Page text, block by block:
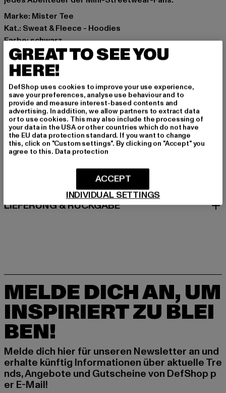
Marke: Mister Tee
Kat.: Sweat & Fleece - Hoodies
Farbe: schwarz
Hersteller Farbe: black
Materialzusammensetzung: 100% Baumwolle
Art.Nr: MTK398-00007
Hersteller: TB International GmbH |info@tbint.de
Dr.-Robert-Murjahn-Straße 7 | 64372 Ober-Ramstadt |
DE
GRÖSSE & PASSFORM
LIEFERUNG & RÜCKGABE
MELDE DICH AN, UM
INSPIRIERT ZU BLEI
BEN!
Melde dich hier für unseren Newsletter an und
erhalte künftig Informationen über aktuelle Tre
nds, Angebote und Gutscheine von DefShop p
er E-Mail!
GREAT TO SEE YOU
HERE!
DefShop uses cookies to improve your use experience,
save your preferences, analyse use behaviour and to
provide and measure interest-based contents and
advertising. In addition, we allow partners to extract data
or to use cookies. This may also include the processing of
your data in the USA or other countries which do not have
the EU data protection standard. If you want to change
this, click on "Custom settings". By clicking on "Accept" you
agree to this. Data protection
INDIVIDUAL SETTINGS
ACCEPT